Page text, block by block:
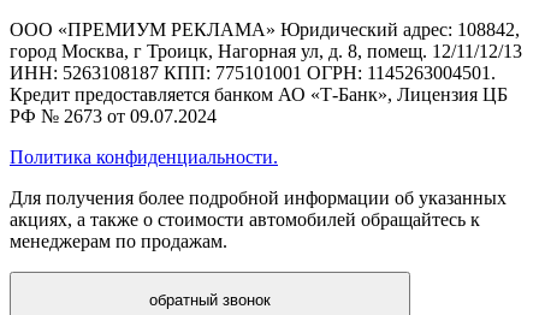
ООО «ПРЕМИУМ РЕКЛАМА» Юридический адрес: 108842,
город Москва, г Троицк, Нагорная ул, д. 8, помещ. 12/11/12/13
ИНН: 5263108187 КПП: 775101001 ОГРН: 1145263004501.
Кредит предоставляется банком АО «Т-Банк», Лицензия ЦБ
РФ № 2673 от 09.07.2024
Политика конфиденциальности.
Для получения более подробной информации об указанных
акциях, а также о стоимости автомобилей обращайтесь к
менеджерам по продажам.
обратный звонок